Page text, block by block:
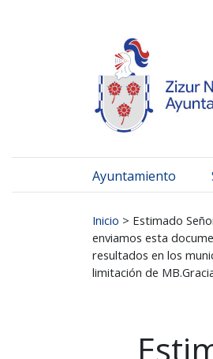
Ayuntamiento
Inicio > Estimado
enviamos esta
resultados en los
limitación de